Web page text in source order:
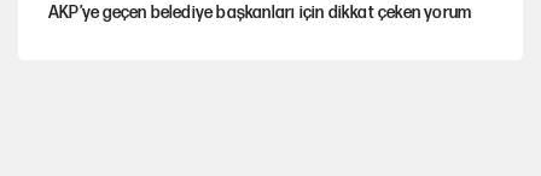
AKP’ye geçen belediye başkanları için dikkat çeken yorum